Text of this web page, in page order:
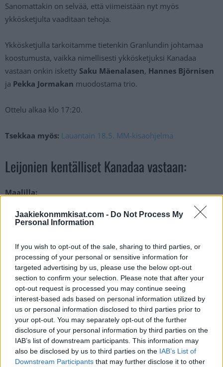
Jaakiekonmmkisat.com - Do Not Process My
Personal Information
If you wish to opt-out of the sale, sharing to third parties, or
processing of your personal or sensitive information for
targeted advertising by us, please use the below opt-out
section to confirm your selection. Please note that after your
opt-out request is processed you may continue seeing
interest-based ads based on personal information utilized by
us or personal information disclosed to third parties prior to
your opt-out. You may separately opt-out of the further
disclosure of your personal information by third parties on the
IAB’s list of downstream participants. This information may
also be disclosed by us to third parties on the IAB’s List of
Downstream Participants that may further disclose it to other
Sanomattakin on selvää, että viimeistään nyt myös
ykkösketjulta vaaditaan tehoja.
Ykkösketjulla tarkoitamme tietenkin Granlundin johtamaa
koostumusta, vaikka nimellisesti ykkösketjuksi Kanadaa
vastaan onkin isketty Saku Mäenalasen, Hannes Björnisen
ja Pekka Jormakan muodostama trio.
Ottelu alkaa klo 17:20.
Tsekkaa myös: Lauantain 18.5. MM-kisaohjelma
Leijonien kentälliset Kanadaa vastaan:
Maalilla:
33 Emil Larmi
80 Saku Mäenalanen – 24 Hannes Björninen – 25 Pekka
Jormakka
3 Olli Määttä (A) – 62 Jesper Mattila
12 Jere Innala – 64 Mikael Granlund (C) – 81 Iiro Pakarinen
4 Mikko Lehtonen (A) – 38 Veli-Matti Vittasmäki